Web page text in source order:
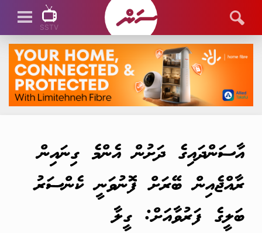
SSTV
SSTV LIVE
އާސަންދައިގެ ދަށުން އެންމެ ގިނައިން
ރާއްޖެއިން ބޭރަށް ފޮނުވަނީ ކެންސަރު
ބަލީގެ ފަރުވާއަށް: ގީލާ